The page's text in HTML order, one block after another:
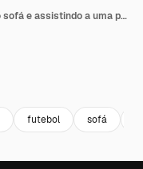
Vídeo de família diversa sentada no sofá e assistindo a uma partida de futebol
futebol sofá